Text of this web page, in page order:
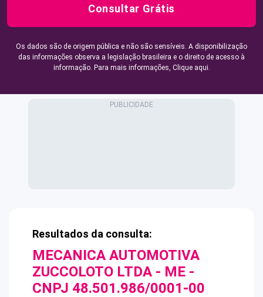
Consultar Grátis
Os dados são de origem pública e não são sensíveis. A disponibilização
das informações observa a legislação brasileira e o direito de acesso à
informação. Para mais informações, Clique aqui.
Resultados da consulta:
MECANICA AUTOMOTIVA
ZUCCOLOTO LTDA - ME -
CNPJ 48.501.986/0001-00